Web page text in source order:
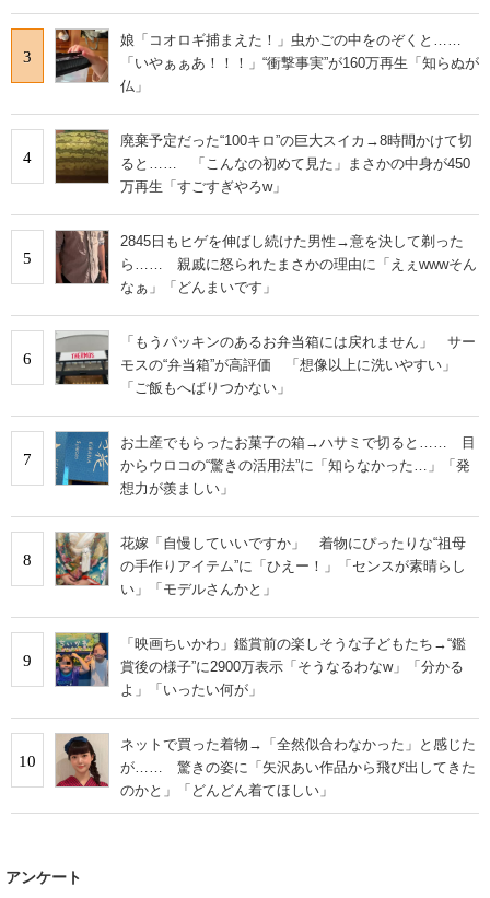
3
娘「コオロギ捕まえた！」虫かごの中をのぞくと……
「いやぁぁあ！！！」“衝撃事実”が160万再生「知らぬが
仏」
4
廃棄予定だった“100キロ”の巨大スイカ→8時間かけて切
ると…… 「こんなの初めて見た」まさかの中身が450
万再生「すごすぎやろw」
5
2845日もヒゲを伸ばし続けた男性→意を決して剃った
ら…… 親戚に怒られたまさかの理由に「えぇwwwそん
なぁ」「どんまいです」
6
「もうパッキンのあるお弁当箱には戻れません」 サー
モスの“弁当箱”が高評価 「想像以上に洗いやすい」
「ご飯もへばりつかない」
7
お土産でもらったお菓子の箱→ハサミで切ると…… 目
からウロコの“驚きの活用法”に「知らなかった…」「発
想力が羨ましい」
8
花嫁「自慢していいですか」 着物にぴったりな“祖母
の手作りアイテム”に「ひえー！」「センスが素晴らし
い」「モデルさんかと」
9
「映画ちいかわ」鑑賞前の楽しそうな子どもたち→“鑑
賞後の様子”に2900万表示「そうなるわなw」「分かる
よ」「いったい何が」
10
ネットで買った着物→「全然似合わなかった」と感じた
が…… 驚きの姿に「矢沢あい作品から飛び出してきた
のかと」「どんどん着てほしい」
アンケート